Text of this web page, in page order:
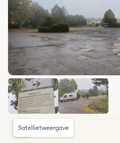
Satellietweergave